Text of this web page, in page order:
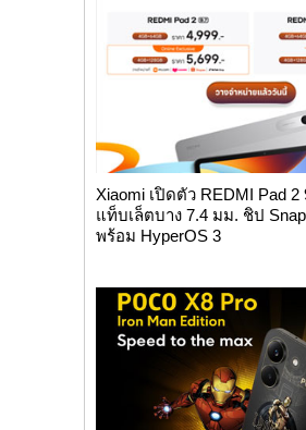
Xiaomi เปิดตัว REDMI Pad 2
แท็บเล็ตบาง 7.4 มม. ชิป
พร้อม HyperOS 3